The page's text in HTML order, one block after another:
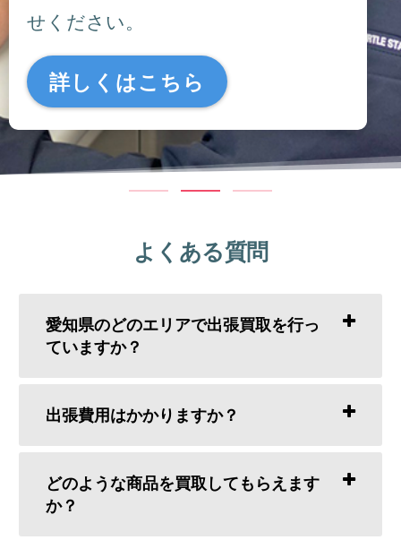
せください。
詳しくはこちら
よくある質問
愛知県のどのエリアで出張買取を行っ
ていますか？
出張費用はかかりますか？
どのような商品を買取してもらえます
か？